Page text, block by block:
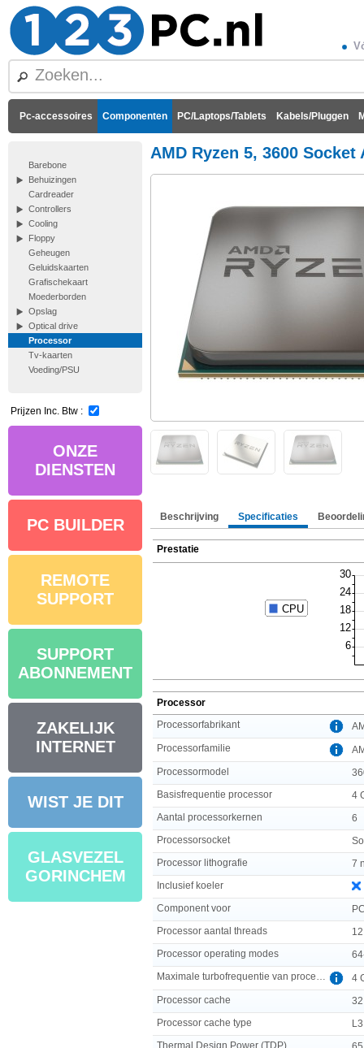
Pc-accessoires Componenten PC/Laptops/Tablets Kabels/Pluggen
Barebone
Behuizingen
Cardreader
Controllers
Cooling
Floppy
Geheugen
Geluidskaarten
Grafischekaart
Moederborden
Opslag
Optical drive
Processor
Tv-kaarten
Voeding/PSU
Prijzen Inc. Btw :
ONZE
DIENSTEN
PC BUILDER
REMOTE
SUPPORT
SUPPORT
ABONNEMENT
ZAKELIJK
INTERNET
WIST JE DIT
GLASVEZEL
GORINCHEM
AMD Ryzen 5, 3600 Socket
Beschrijving Specificaties
Prestatie
Processor
Processorfabrikant
Processorfamilie
Processormodel
Basisfrequentie processor
4
Aantal processorkernen
6
Processorsocket
Processor lithografie
7
Inclusief koeler
Component voor
Processor aantal threads
12
Processor operating modes
4
Processor cache
Processor cache type
L3
Thermal Design Power (TDP)